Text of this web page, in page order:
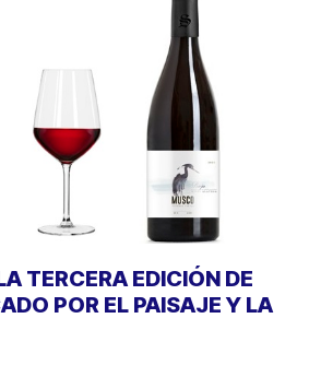
TERCERA EDICIÓN DE
POR EL PAISAJE Y LA